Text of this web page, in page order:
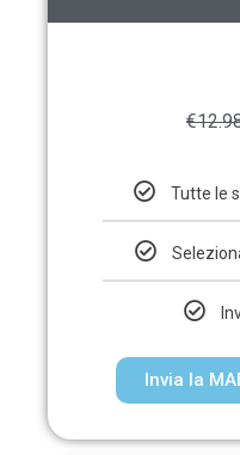
€
Tutte le
Invia la